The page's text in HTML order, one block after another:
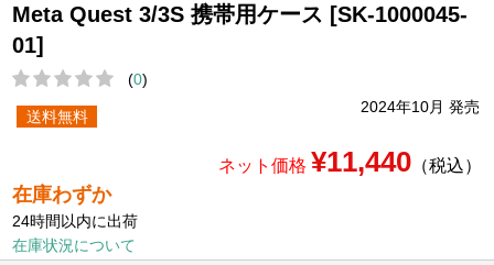
Meta Quest 3/3S 携帯用ケース [SK-1000045-
01]
(0)
2024年10月 発売
送料無料
ネット価格 ¥11,440（税込）
在庫わずか
24時間以内に出荷
在庫状況について